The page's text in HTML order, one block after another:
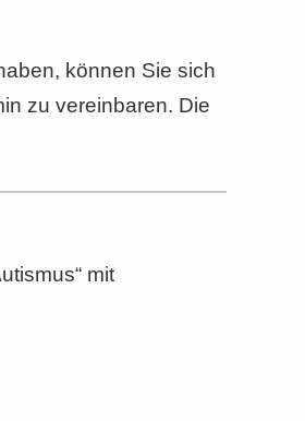
können Sie sich
zu vereinbaren. Die
mit